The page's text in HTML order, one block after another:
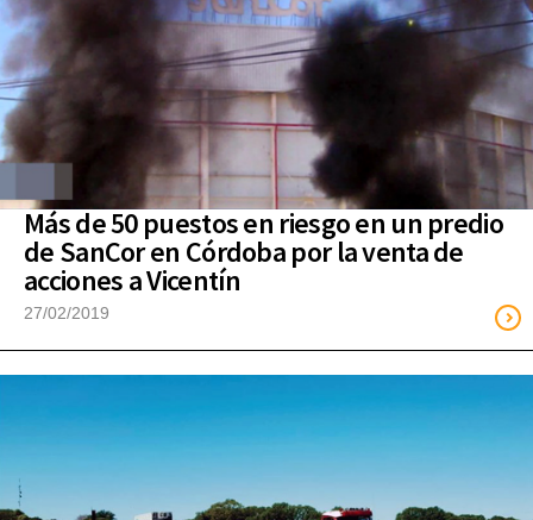
Más de 50 puestos en riesgo en un predio
de SanCor en Córdoba por la venta de
acciones a Vicentín
27/02/2019